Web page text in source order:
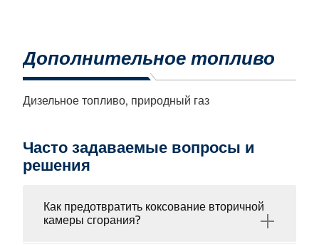
Дополнительное топливо
Дизельное топливо, природный газ
Часто задаваемые вопросы и
решения
Как предотвратить коксование вторичной
камеры сгорания?
+